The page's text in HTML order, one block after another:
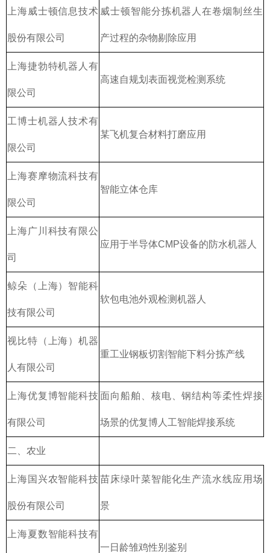
上海威士顿信息技术
股份有限公司
威士顿智能分拣机器人在卷烟制丝生
产过程的杂物剔除应用
上海捷勃特机器人有
限公司
高速自规划表面视觉检测系统
工博士机器人技术有
限公司
某飞机复合材料打磨应用
上海赛摩物流科技有
限公司
智能立体仓库
上海广川科技有限公
司
应用于半导体CMP设备的防水机器人
鲸朵（上海）智能科
技有限公司
软包电池外观检测机器人
视比特（上海）机器
人有限公司
重工业钢板切割智能下料分拣产线
上海优复博智能科技
有限公司
面向船舶、核电、钢结构等柔性焊接
场景的优复博人工智能焊接系统
二、农业
上海国兴农智能科技
股份有限公司
苗床绿叶菜智能化生产流水线应用场
景
上海夏数智能科技有
一日龄雏鸡性别鉴别